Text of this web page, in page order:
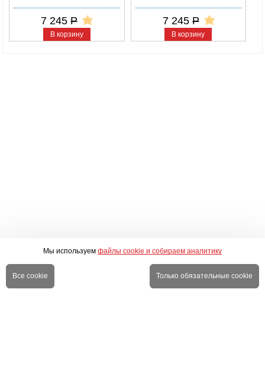
7 245Р
В корзину
7 245Р
В корзину
Мы используем файлы cookie и собираем аналитику
Все cookie Только обязательные cookie